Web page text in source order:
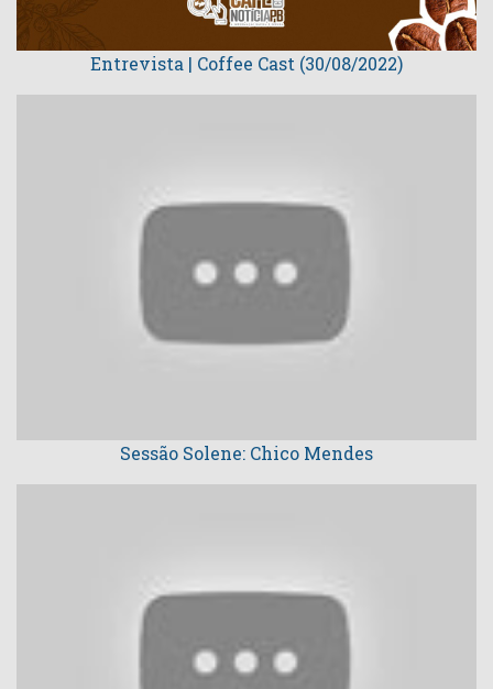
Entrevista | Coffee Cast (30/08/2022)
Sessão Solene: Chico Mendes